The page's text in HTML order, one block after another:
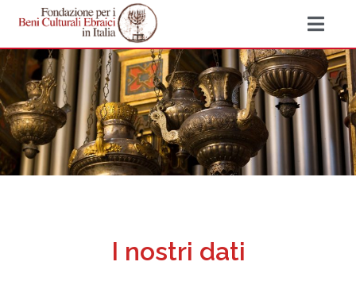
I nostri dati